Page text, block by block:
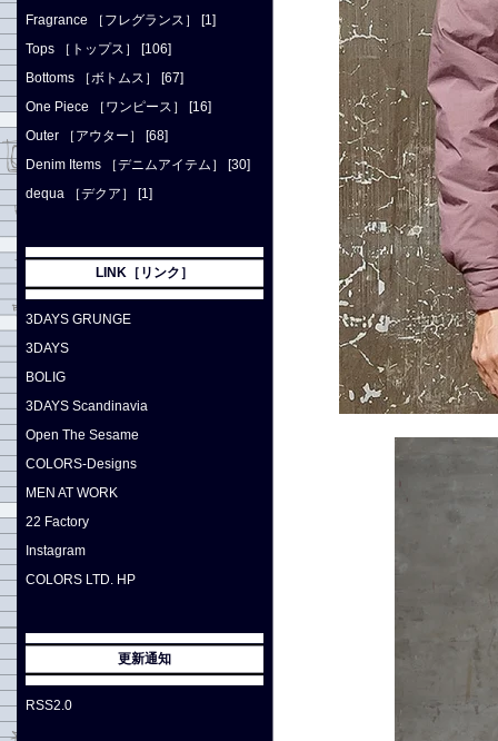
Fragrance ［フレグランス］ [1]
Tops ［トップス］ [106]
Bottoms ［ボトムス］ [67]
One Piece ［ワンピース］ [16]
Outer ［アウター］ [68]
Denim Items ［デニムアイテム］ [30]
dequa ［デクア］ [1]
LINK［リンク］
3DAYS GRUNGE
3DAYS
BOLIG
3DAYS Scandinavia
Open The Sesame
COLORS-Designs
MEN AT WORK
22 Factory
Instagram
COLORS LTD. HP
更新通知
RSS2.0